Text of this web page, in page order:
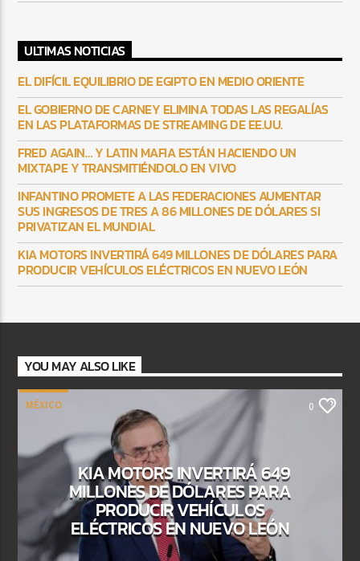
ULTIMAS NOTICIAS
EL DIFÍCIL EQUILIBRIO DE EGIPTO EN MEDIO ORIENTE
EL GOBIERNO DE CARNEY ELIMINA TODAS LAS REGALÍAS
EN LAS PLATAFORMAS DE STREAMING DE EE.UU.
FRED AGAIN… Y LATIN MAFIA ESTÁN HACIENDO UN
MIXTAPE Y TRANSMITIÉNDOLO EN VIVO
INFANTINO PROMETE A LAS FEDERACIONES AUMENTAR
SUS INGRESOS DE TRES A 86 MILLONES DE DÓLARES SI
PRIVATIZAN EL MUNDIAL
KIA MOTORS INVERTIRÁ 649 MILLONES DE DÓLARES PARA
PRODUCIR VEHÍCULOS ELÉCTRICOS EN NUEVO LEÓN
YOU MAY ALSO LIKE
MÉXICO 0
KIA MOTORS INVERTIRÁ 649
MILLONES DE DÓLARES PARA
PRODUCIR VEHÍCULOS
ELÉCTRICOS EN NUEVO LEÓN